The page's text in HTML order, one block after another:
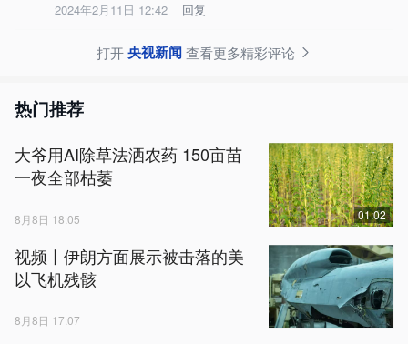
2024年2月11日 12:42 回复
打开央视新闻查看更多精彩评论
热门推荐
大爷用AI除草法洒农药 150亩苗
一夜全部枯萎
8月8日 18:05 01:02
视频丨伊朗方面展示被击落的美
以飞机残骸
8月8日 17:07